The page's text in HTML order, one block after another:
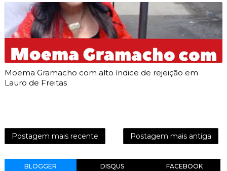
Moema Gramacho com alto índice de rejeição em
Lauro de Freitas
Postagem mais recente Postagem mais antiga
BLOGGER DISQUS FACEBOOK